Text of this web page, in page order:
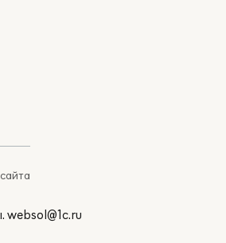
websol@1c.ru